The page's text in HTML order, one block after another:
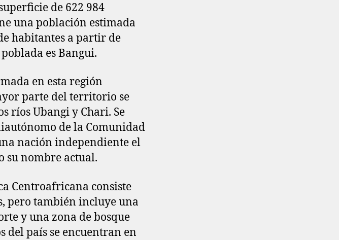
de 622 984
una población estimada
habitantes a partir de
es Bangui.
en esta región
parte del territorio se
ríos Ubangi y Chari. Se
de la Comunidad
nación independiente el
su nombre actual.
Centroafricana consiste
pero también incluye una
y una zona de bosque
del país se encuentran en